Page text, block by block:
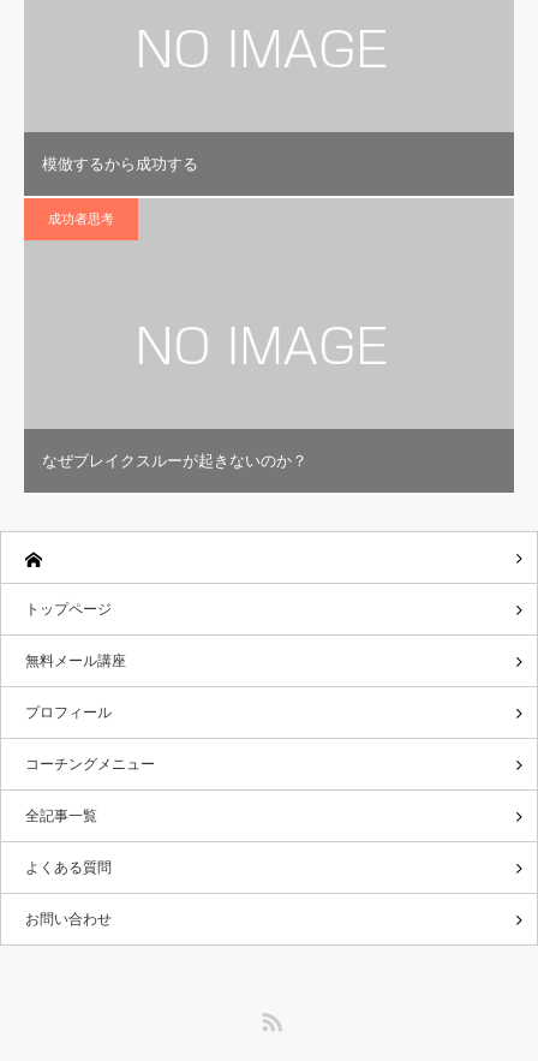
模倣するから成功する
成功者思考
なぜブレイクスルーが起きないのか？
トップページ
無料メール講座
プロフィール
コーチングメニュー
全記事一覧
よくある質問
お問い合わせ